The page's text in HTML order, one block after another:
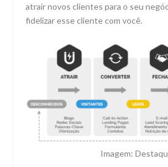
atrair novos clientes para o seu
fidelizar esse cliente com você.
Imagem: